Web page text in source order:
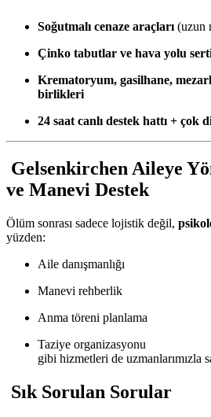
Soğutmalı cenaze araçları (uzun
Çinko tabutlar ve hava yolu
Krematoryum, gasilhane,
birlikleri
24 saat canlı destek hattı + çok
Gelsenkirchen Aileye
ve Manevi Destek
Ölüm sonrası sadece lojistik değil,
yüzden:
Aile danışmanlığı
Manevi rehberlik
Anma töreni planlama
Taziye organizasyonu
gibi hizmetleri de uzmanlarımızla
Sık Sorulan Sorular